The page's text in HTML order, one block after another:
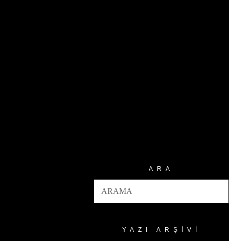
ARA
YAZI ARŞIVI